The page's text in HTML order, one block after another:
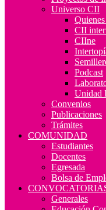
Universo CII
CII
CIIne
Podcast
Unidad
Convenios
Publicaciones
Trámites
COMUNIDAD
Estudiantes
Docentes
Egresada
Bolsa de
Generales